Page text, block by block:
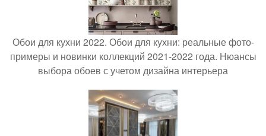
Обои для кухни 2022. Обои для кухни: реальные фото-
примеры и новинки коллекций 2021-2022 года. Нюансы
выбора обоев с учетом дизайна интерьера